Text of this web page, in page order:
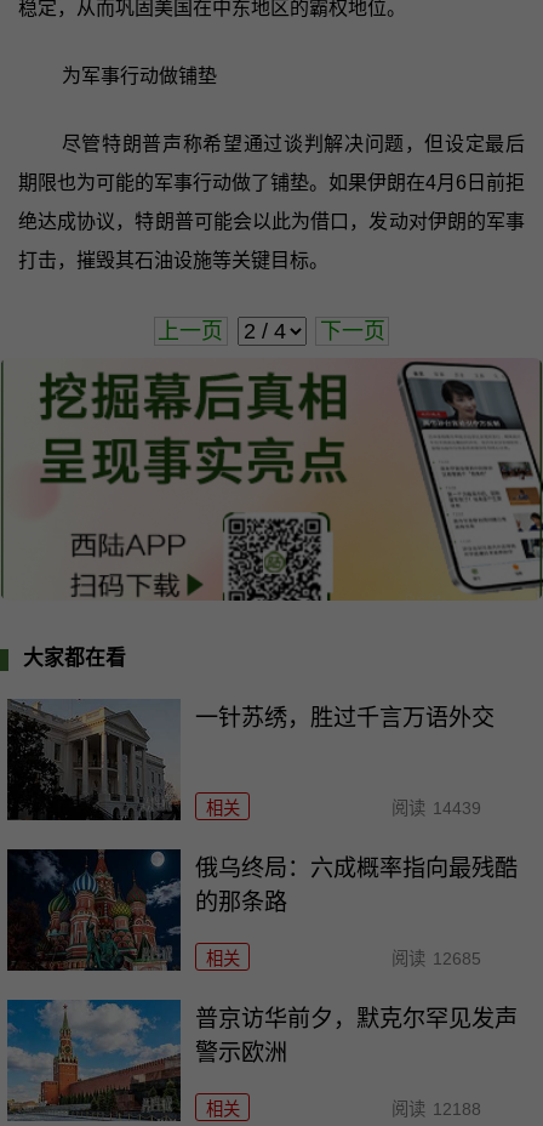
稳定，从而巩固美国在中东地区的霸权地位。
为军事行动做铺垫
尽管特朗普声称希望通过谈判解决问题，但设定最后
期限也为可能的军事行动做了铺垫。如果伊朗在4月6日前拒
绝达成协议，特朗普可能会以此为借口，发动对伊朗的军事
打击，摧毁其石油设施等关键目标。
上一页 下一页
大家都在看
一针苏绣，胜过千言万语外交
相关 阅读 14439
俄乌终局：六成概率指向最残酷
的那条路
相关 阅读 12685
普京访华前夕，默克尔罕见发声
警示欧洲
相关 阅读 12188